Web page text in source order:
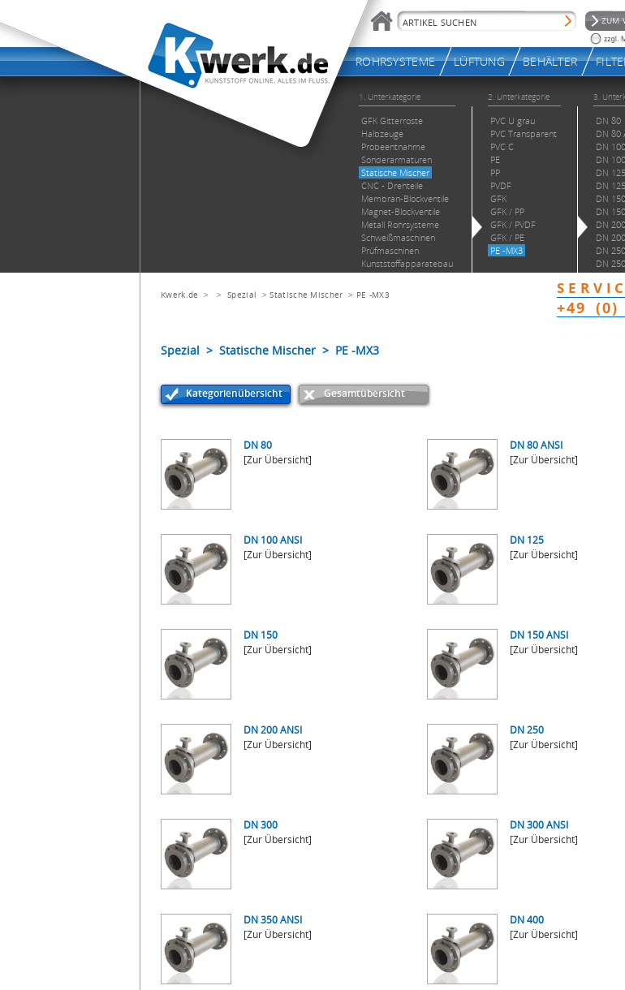
Kwerk.de > >Spezial >Statische Mischer > PE -MX3
Spezial > Statische Mischer > PE -MX3
Kategorienübersicht Gesamtübersicht
DN 80
[Zur Übersicht]
DN 80 ANSI
[Zur Übersicht]
DN 100 ANSI
[Zur Übersicht]
DN 125
[Zur Übersicht]
DN 150
[Zur Übersicht]
DN 150 ANSI
[Zur Übersicht]
DN 200 ANSI
[Zur Übersicht]
DN 250
[Zur Übersicht]
DN 300
[Zur Übersicht]
DN 300 ANSI
[Zur Übersicht]
DN 350 ANSI
[Zur Übersicht]
DN 400
[Zur Übersicht]